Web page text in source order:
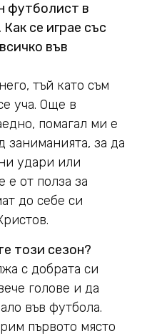
футболист в
се играе със
във
тъй като съм
уча. Още в
помагал ми е
заниманията, за да
удари или
е от полза за
до себе си
този сезон?
с добрата си
голове и да
във футбола.
първото място